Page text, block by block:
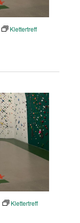
Klettertreff
Klettertreff